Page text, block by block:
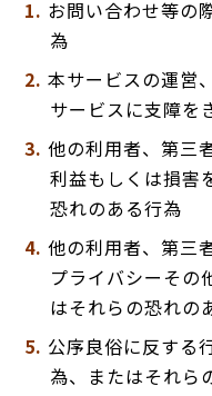
お問い合わせ等の
為
本サービスの運営
サービスに支障を
他の利用者、第三
利益もしくは損害
恐れのある行為
他の利用者、第三
プライバシーその
はそれらの恐れの
公序良俗に反する
為、またはそれら